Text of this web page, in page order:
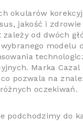
okularów
jakość i
od dwóch
modelu
Marka
pozwala na
oczekiwań.
podchodzimy do